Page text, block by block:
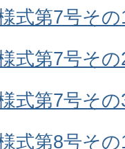
式第7号そ
式第7号そ
式第7号そ
式第8号そ